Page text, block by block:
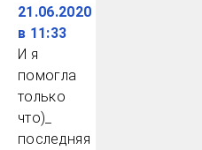
21.06.2020
в 11:33
И я
помогла
только
что)_
последняя